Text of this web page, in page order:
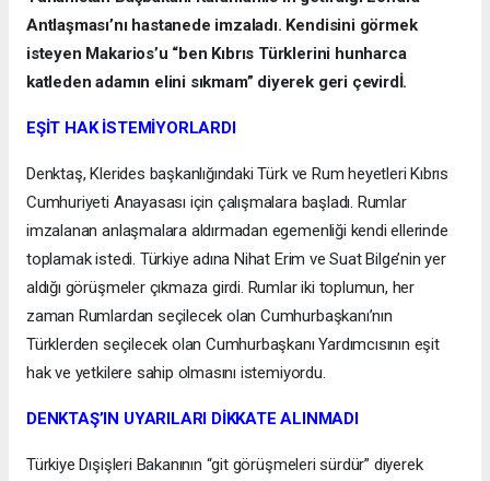
Antlaşması’nı hastanede imzaladı. Kendisini görmek
isteyen Makarios’u “ben Kıbrıs Türklerini hunharca
katleden adamın elini sıkmam” diyerek geri çevirdİ.
EŞİT HAK İSTEMİYORLARDI
Denktaş, Klerides başkanlığındaki Türk ve Rum heyetleri Kıbrıs
Cumhuriyeti Anayasası için çalışmalara başladı. Rumlar
imzalanan anlaşmalara aldırmadan egemenliği kendi ellerinde
toplamak istedi. Türkiye adına Nihat Erim ve Suat Bilge’nin yer
aldığı görüşmeler çıkmaza girdi. Rumlar iki toplumun, her
zaman Rumlardan seçilecek olan Cumhurbaşkanı’nın
Türklerden seçilecek olan Cumhurbaşkanı Yardımcısının eşit
hak ve yetkilere sahip olmasını istemiyordu.
DENKTAŞ’IN UYARILARI DİKKATE ALINMADI
Türkiye Dışişleri Bakanının “git görüşmeleri sürdür” diyerek